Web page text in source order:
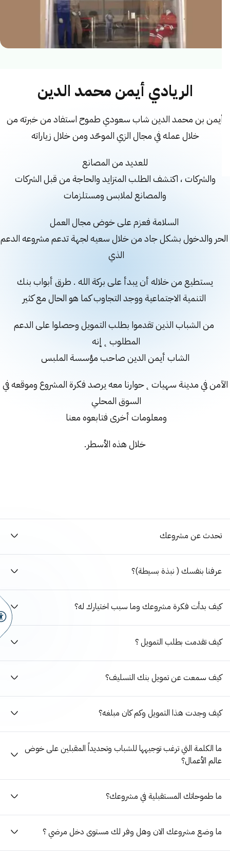
الريادي أيمن محمد الدين
بن محمد الدين شاب سعودي طموح استفاد من خبرته من
خلال عمله في مجال الزي الموحّد ومن خلال زياراته
للعديد من المصانع
والشركات ، اكتشف الطلب المتزايد والحاجة من قبل الشركات
والمصانع لملابس ومستلزمات
السلامة فعزم على خوض مجال العمل
والدخول بشكل جاد من خلال سعيه لجهة تدعم مشروعه الدعم
الذي
يستطيع من خلاله أن يبدأ على بركة الله . طرق أبواب بنك
التنمية الاجتماعية ووجد التجاوب كما هو الحال مع كثير
من الشباب الذين تقدموا بطلب التمويل وحصلوا على الدعم
المطلوب ˛ إنه
الشاب أيمن الدين صاحب مؤسسة الملبس
في مدينة سهيات ˛ حوارنا معه يرصد فكرة المشروع وموقعه في
السوق المحلي
ومعلومات أخرى فتابعوه معنا
خلال هذه الأسطر.
تحدث عن مشروعك
عرفنا بنفسك ( نبذة بسيطة)؟
كيف بدأت فكرة مشروعك وما سبب اختيارك له؟
كيف تقدمت بطلب التمويل ؟
كيف سمعت عن تمويل بنك التسليف؟
كيف وجدت هذا التمويل وكم كان مبلغه؟
ما الكلمة التي ترغب توجيهها للشباب وتحديداً المقبلين على خوض
عالم الأعمال؟
ما طموحاتك المستقبلية في مشروعك؟
ما وضع مشروعك الان وهل وفر لك مستوى دخل مرضي ؟